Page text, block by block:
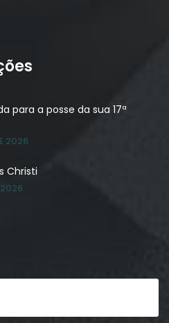
para a posse da sua 17ª
2026
Christi